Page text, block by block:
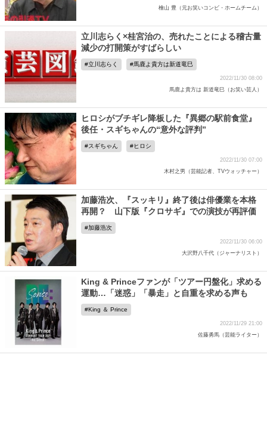
檜山 豊（元お笑いコンビ・ホームチーム）
立川志らく×桂宮治の、売れたことによる稽古量
減少の打開策がすばらしい
立川志らく 馬鹿よ貴方は新道竜巳
2022/11/30 08:00
馬鹿よ貴方は 新道竜巳（お笑い芸人）
ヒロシがブチギレ降板した『異郷の駅前食堂』
後任・スギちゃんの“意外な評判”
スギちゃん ヒロシ
2022/11/30 07:00
木村之男（芸能記者、TVウォッチャー）
加藤浩次、『スッキリ』終了後は俳優業を本格
再開？ 山下版『クロサギ』での演技が再評価
加藤浩次
2022/11/30 06:00
大沢野八千代（ジャーナリスト）
King & Princeファンが「ツアー円盤化」求める
運動…「迷惑」「暴走」と自重を求める声も
King ＆ Prince
2022/11/29 21:00
佐藤勇馬（芸能ライター）